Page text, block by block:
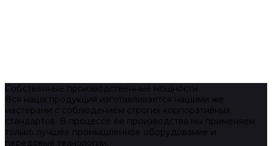
Собственные производственные мощности
Вся наша продукция изготавливается нашими же
мастерами с соблюдением строгих корпоративных
стандартов. В процессе ее производства мы применяем
только лучшее промышленное оборудование и
передовые технологии.